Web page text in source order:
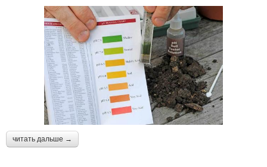
читать дальше →